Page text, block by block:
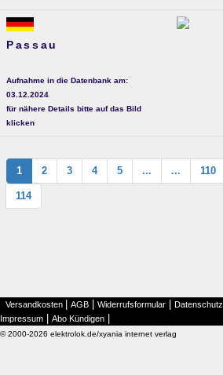
Passau
Aufnahme in die Datenbank am:
03.12.2024
für nähere Details bitte auf das Bild
klicken
1 2 3 4 5 ... ... 110
114
Versandkosten AGB Widerrufsformular Datenschutz
Impressum Abo Kündigen
© 2000-2026 elektrolok.de/xyania internet verlag